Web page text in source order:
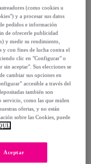
(como cookies u
y a procesar sus datos
pedidos e información
de ofrecerle publicidad
y medir su rendimiento,
y con fines de lucha contra el
clic en "Configurar" o
aceptar". Sus elecciones se
cambiar sus opciones en
accesible a través del
también son
servicio, como las que miden
ofertas, y no están
sobre las Cookies, puede
Aceptar